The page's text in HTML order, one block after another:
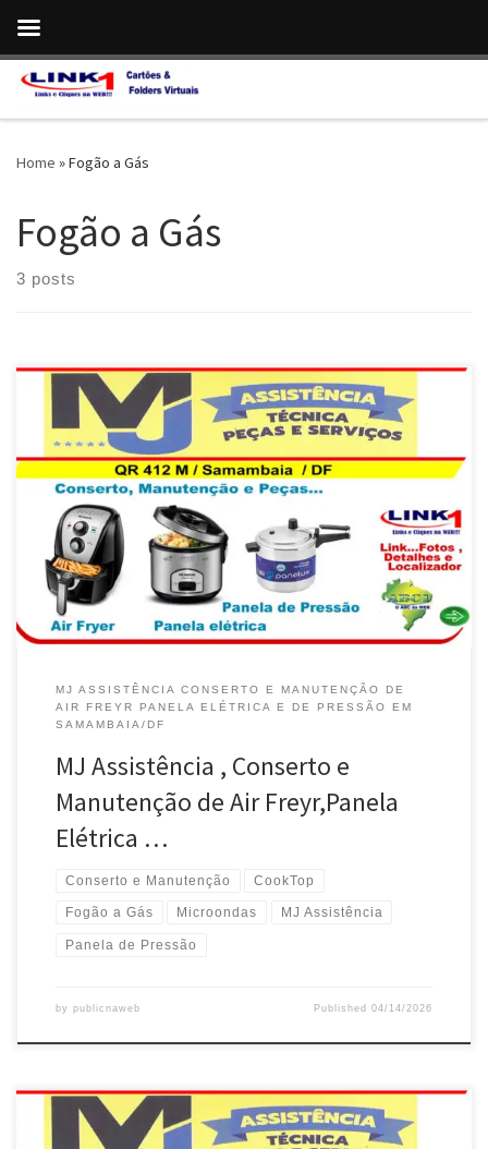
Skip to content
Home »Fogão a Gás
Fogão a Gás
3 posts
MJ ASSISTÊNCIA CONSERTO E MANUTENÇÃO DE
AIR FREYR PANELA ELÉTRICA E DE PRESSÃO EM
SAMAMBAIA/DF
MJ Assistência , Conserto e
Manutenção de Air Freyr,Panela
Elétrica …
Conserto e Manutenção CookTop
Fogão a Gás Microondas MJ Assistência
Panela de Pressão
by publicnaweb Published04/14/2026